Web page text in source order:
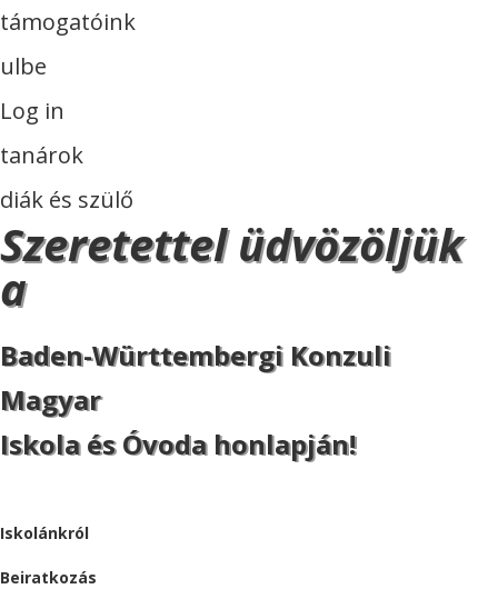
támogatóink
ulbe
Log in
tanárok
diák és szülő
Szeretettel üdvözöljük
a
Baden-Württembergi Konzuli
Magyar
Iskola és Óvoda honlapján!
Iskolánkról
Beiratkozás